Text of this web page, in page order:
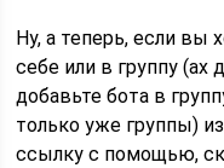
Ну, а теперь, если вы
себе или в группу (ах
добавьте бота в
только уже группы)
ссылку с помощью,